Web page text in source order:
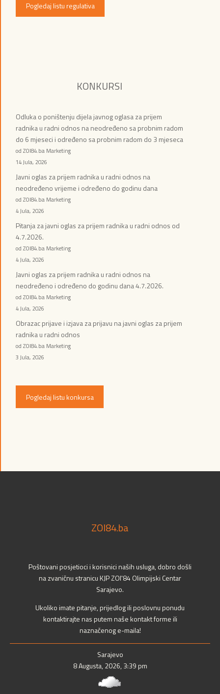
Pogledaj listu regulativa
KONKURSI
Odluka o poništenju dijela javnog oglasa za prijem
radnika u radni odnos na neodređeno sa probnim radom
do 6 mjeseci i određeno sa probnim radom do 3 mjeseca
od ZOI84.ba Marketing
14 Jula, 2026
Javni oglas za prijem radnika u radni odnos na
neodređeno vrijeme i određeno do godinu dana
od ZOI84.ba Marketing
4 Jula, 2026
Pitanja za javni oglas za prijem radnika u radni odnos od
4.7.2026.
od ZOI84.ba Marketing
4 Jula, 2026
Javni oglas za prijem radnika u radni odnos na
neodređeno i određeno do godinu dana 4.7.2026.
od ZOI84.ba Marketing
4 Jula, 2026
Obrazac prijave i izjava za prijavu na javni oglas za prijem
radnika u radni odnos
od ZOI84.ba Marketing
3 Jula, 2026
Pogledaj listu konkursa
ZOI84.ba
Poštovani posjetioci i korisnici naših usluga, dobro došli
na zvaničnu stranicu KJP ZOI'84 Olimpijski Centar
Sarajevo.
Ukoliko imate pitanje, prijedlog ili poslovnu ponudu
kontaktirajte nas putem naše kontakt forme ili
naznačenog e-maila!
Sarajevo
8 Augusta, 2026, 3:39 pm